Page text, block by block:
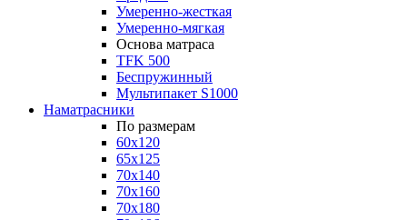
Умеренно-жесткая
Умеренно-мягкая
Основа матраса
TFK 500
Беспружинный
Мультипакет S1000
Наматрасники
По размерам
60x120
65x125
70x140
70x160
70x180